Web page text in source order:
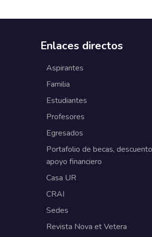
Enlaces directos
Aspirantes
Familia
Estudiantes
Profesores
Egresados
Portafolio de becas,
apoyo financiero
Casa UR
CRAI
Sedes
Revista Nova et Vetera